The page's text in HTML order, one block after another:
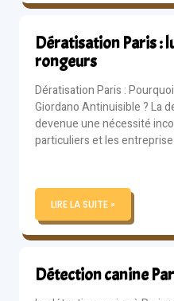
Dératisation Paris :
rongeurs
Dératisation Paris :
Giordano Antinuisible ? La
devenue une nécessité
particuliers et les
LIRE LA SUITE »
Détection canine